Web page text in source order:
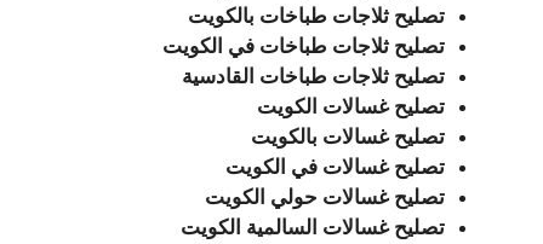
تصليح ثلاجات طباخات بالكويت
تصليح ثلاجات طباخات في الكويت
تصليح ثلاجات طباخات القادسية
تصليح غسالات الكويت
تصليح غسالات بالكويت
تصليح غسالات في الكويت
تصليح غسالات حولي الكويت
تصليح غسالات السالمية الكويت